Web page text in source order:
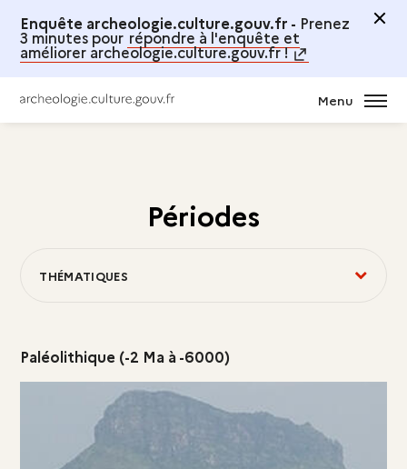
Enquête archeologie.culture.gouv.fr - Prenez
3 minutes pour répondre à l'enquête et
améliorer archeologie.culture.gouv.fr !
Menu
Périodes
THÉMATIQUES
Paléolithique (-2 Ma à -6000)